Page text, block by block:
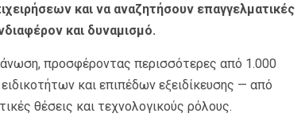
και να αναζητήσουν επαγγελματικές
και δυναμισμό.
προσφέροντας περισσότερες από 1.000
και επιπέδων εξειδίκευσης — από
θέσεις και τεχνολογικούς ρόλους.